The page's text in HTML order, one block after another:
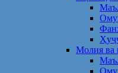
Молия ва